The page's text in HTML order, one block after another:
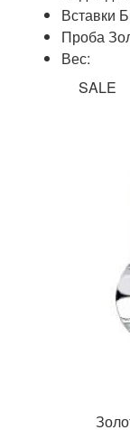
Вставки
Проба
Вес:
SALE